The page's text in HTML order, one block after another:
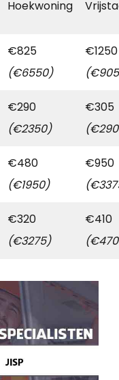
Hoekwoning
€825
(€6550)
€1250
€290
(€2350)
€305
€480
(€1950)
€950
€320
(€3275)
€410